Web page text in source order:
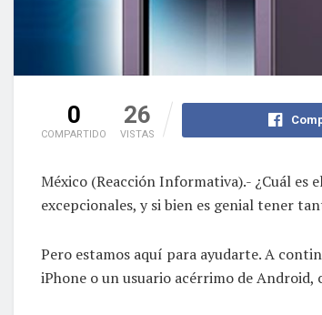
0
COMPARTIDO
26
VISTAS
México (Reacción Informativa).- ¿Cuál
excepcionales, y si bien es genial tener
Pero estamos aquí para ayudarte. A
iPhone o un usuario acérrimo de Android,